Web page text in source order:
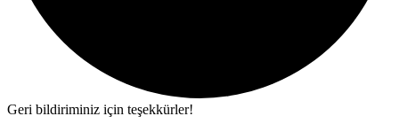
Geri bildiriminiz için teşekkürler!